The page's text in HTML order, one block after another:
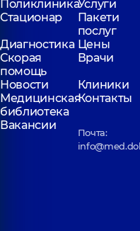
ПоликлиникаУслуги
Стационар
Пакети
послуг
Диагностика Цены
Скорая
помощь
Врачи
Новости
Клиники
Медицинская
библиотека
Контакты
Вакансии
Почта: